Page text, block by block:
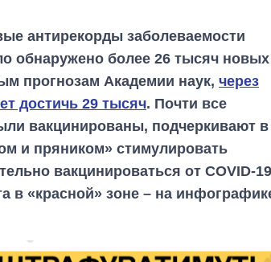
антирекорды заболеваемости
обнаружено более 26 тысяч новых
прогнозам Академии наук, через
достичь 29 тысяч. Почти все
вакцинированы, подчеркивают в
и пряником» стимулировать
вакцинироваться от COVID-19
в «красной» зоне – на